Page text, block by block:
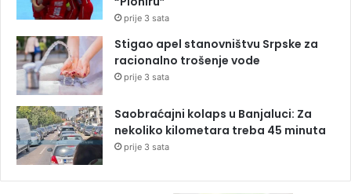
prije 3 sata
Stigao apel stanovništvu Srpske za
racionalno trošenje vode
prije 3 sata
Saobraćajni kolaps u Banjaluci: Za
nekoliko kilometara treba 45 minuta
prije 3 sata